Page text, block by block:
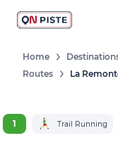
Home
Routes
1 Trail Running